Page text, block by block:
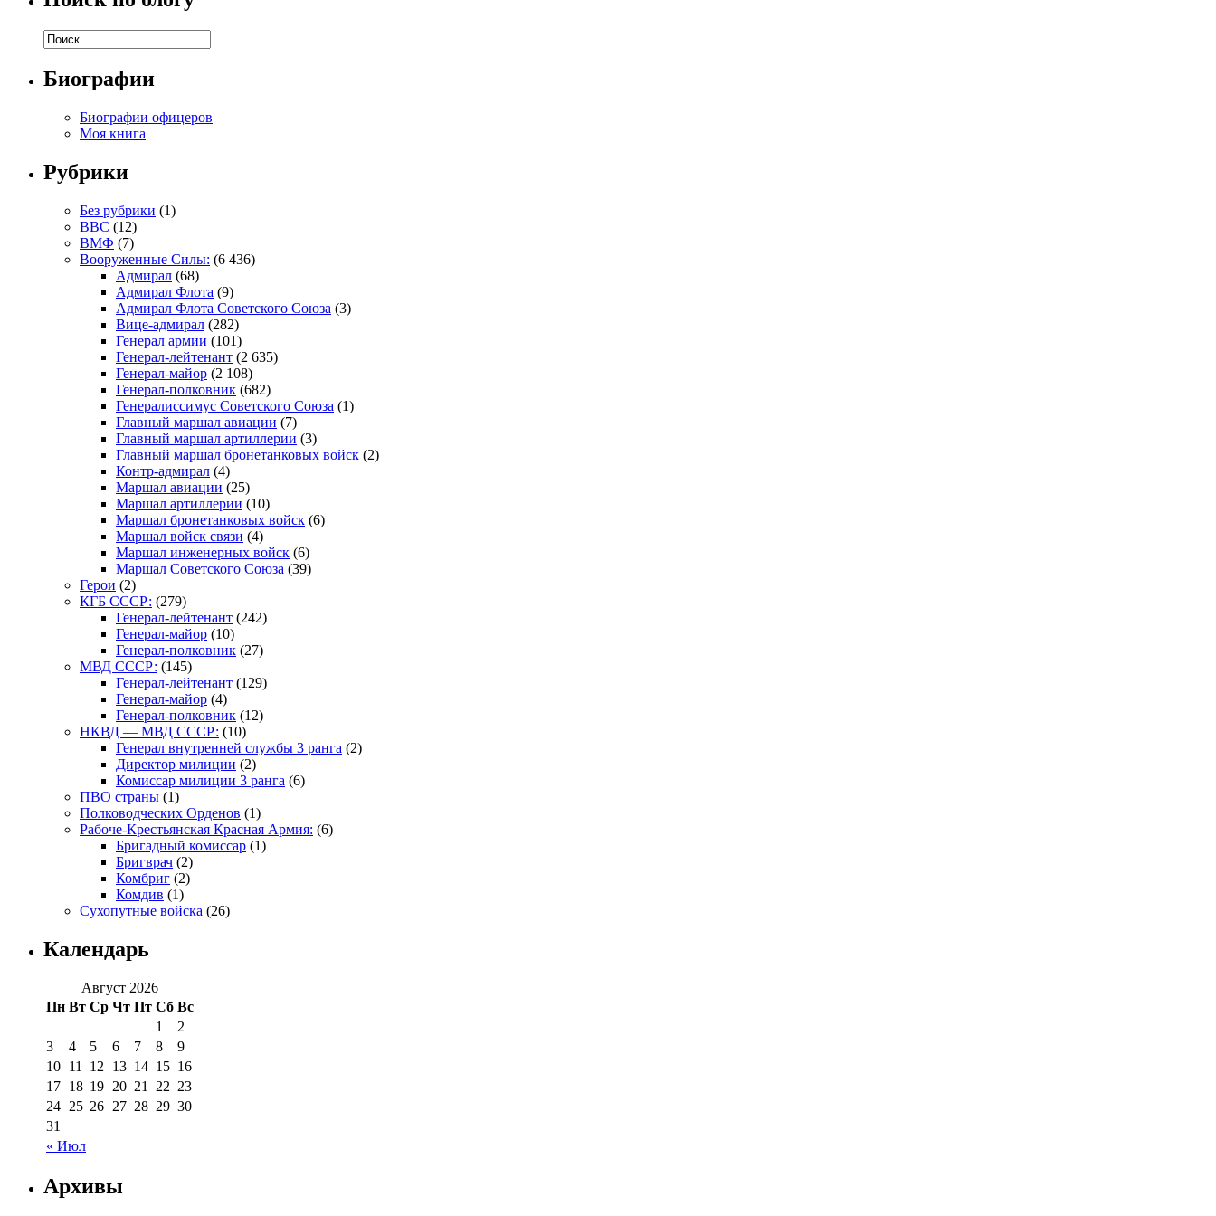
Биографии
Биографии офицеров
Моя книга
Рубрики
Без рубрики (1)
ВВС (12)
ВМФ (7)
Вооруженные Силы: (6 436)
Адмирал (68)
Адмирал Флота (9)
Адмирал Флота Советского Союза (3)
Вице-адмирал (282)
Генерал армии (101)
Генерал-лейтенант (2 635)
Генерал-майор (2 108)
Генерал-полковник (682)
Генералиссимус Советского Союза (1)
Главный маршал авиации (7)
Главный маршал артиллерии (3)
Главный маршал бронетанковых войск (2)
Контр-адмирал (4)
Маршал авиации (25)
Маршал артиллерии (10)
Маршал бронетанковых войск (6)
Маршал войск связи (4)
Маршал инженерных войск (6)
Маршал Советского Союза (39)
Герои (2)
КГБ СССР: (279)
Генерал-лейтенант (242)
Генерал-майор (10)
Генерал-полковник (27)
МВД СССР: (145)
Генерал-лейтенант (129)
Генерал-майор (4)
Генерал-полковник (12)
НКВД — МВД СССР: (10)
Генерал внутренней службы 3 ранга (2)
Директор милиции (2)
Комиссар милиции 3 ранга (6)
ПВО страны (1)
Полководческих Орденов (1)
Рабоче-Крестьянская Красная Армия: (6)
Бригадный комиссар (1)
Бригврач (2)
Комбриг (2)
Комдив (1)
Сухопутные войска (26)
Календарь
Август 2026
Пн Вт Ср Чт Пт Сб Вс
« Июл
1
2
3
4 5 6 7 8
9
10 11 12 13 14 15 16
17 18 19 20 21 22 23
24 25 26 27 28 29 30
31
Архивы